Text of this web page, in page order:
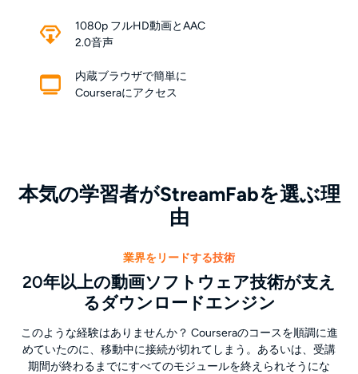
1080p フルHD動画とAAC
2.0音声
内蔵ブラウザで簡単に
Courseraにアクセス
本気の学習者がStreamFabを選ぶ理
由
業界をリードする技術
20年以上の動画ソフトウェア技術が支え
るダウンロードエンジン
このような経験はありませんか？ Courseraのコースを順調に進
めていたのに、移動中に接続が切れてしまう。あるいは、受講
期間が終わるまでにすべてのモジュールを終えられそうにな